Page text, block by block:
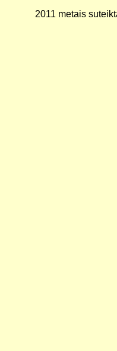
2011 metais